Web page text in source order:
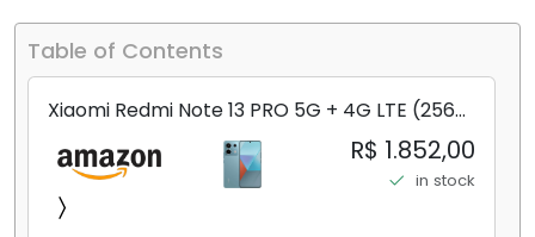
Table of Contents
Xiaomi Redmi Note 13 PRO 5G + 4G LTE (256
GB + 8 GB) 200 MP Triplo (Mobile Mint Tello
e) + (Pacote de carregador duplo de carro
rápido) (Ocean Teal (ROM))
R$ 1.852,00
in stock